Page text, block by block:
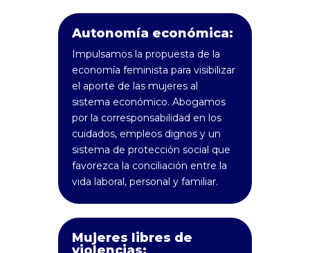
Autonomía económica:
Impulsamos la propuesta de la
economía feminista para visibilizar
el aporte de las mujeres al
sistema económico. Abogamos
por la corresponsabilidad en los
cuidados, empleos dignos y un
sistema de protección social que
favorezca la conciliación entre la
vida laboral, personal y familiar.
Mujeres libres de